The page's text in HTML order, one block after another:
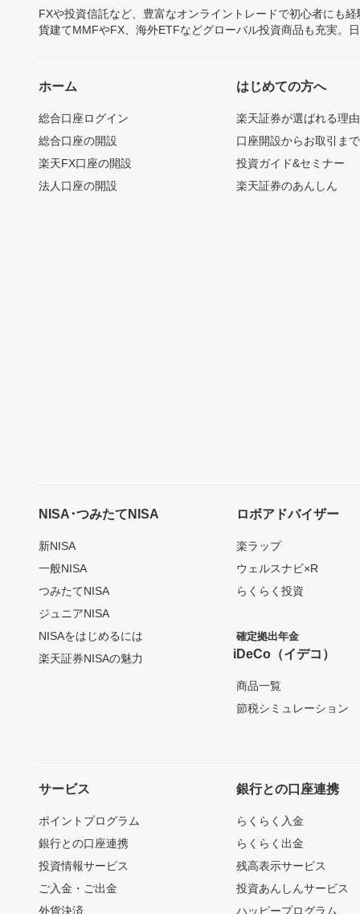
FXや投資信託など、豊富なオンライントレードで初心者にも
貨建てMMFやFX、海外ETFなどグローバル投資商品も充実。
ホーム
総合口座ログイン
総合口座の開設
楽天FX口座の開設
法人口座の開設
はじめての方へ
楽天証券が選ばれる理由
口座開設からお取引ま
投資ガイド&セミナー
楽天証券のあんしん
NISA･つみたてNISA
新NISA
一般NISA
つみたてNISA
ジュニアNISA
NISAをはじめるには
楽天証券NISAの魅力
ロボアドバイザー
楽ラップ
ウェルスナビ×R
らくらく投資
確定拠出年金
iDeCo（イデコ）
商品一覧
節税シミュレーション
サービス
ポイントプログラム
銀行との口座連携
投資情報サービス
ご入金・ご出金
外貨決済
銀行との口座連携
らくらく入金
らくらく出金
残高表示サービス
投資あんしんサービス
ハッピープログラム